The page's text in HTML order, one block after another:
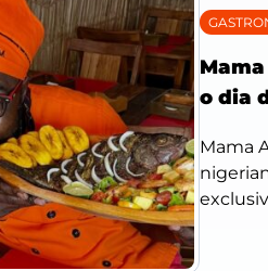
o dia
Mama